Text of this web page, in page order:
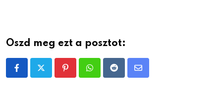
Oszd meg ezt a posztot:
PinterestWhatsappRedditShare